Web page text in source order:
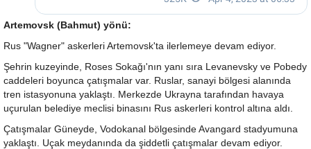
Artemovsk (Bahmut) yönü:
Rus "Wagner" askerleri Artemovsk'ta ilerlemeye devam ediyor.
Şehrin kuzeyinde, Roses Sokağı'nın yanı sıra Levanevsky ve Pobedy
caddeleri boyunca çatışmalar var. Ruslar, sanayi bölgesi alanında
tren istasyonuna yaklaştı. Merkezde Ukrayna tarafından havaya
uçurulan belediye meclisi binasını Rus askerleri kontrol altına aldı.
Çatışmalar Güneyde, Vodokanal bölgesinde Avangard stadyumuna
yaklaştı. Uçak meydanında da şiddetli çatışmalar devam ediyor.